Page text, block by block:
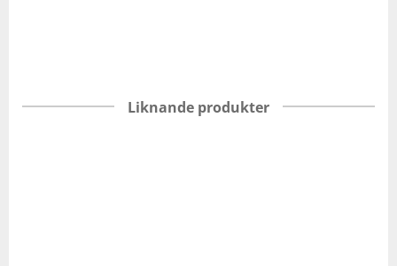
Liknande produkter